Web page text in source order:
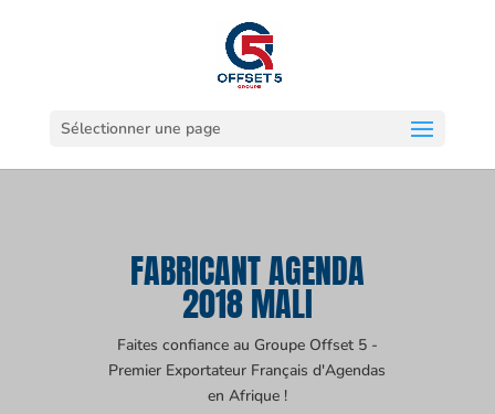
Sélectionner une page
FABRICANT AGENDA
2018 MALI
Faites confiance au Groupe Offset 5 -
Premier Exportateur Français d'Agendas
en Afrique !